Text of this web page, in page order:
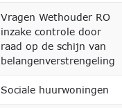
Vragen Wethouder RO
inzake controle door
raad op de schijn van
belangenverstrengeling
Sociale huurwoningen